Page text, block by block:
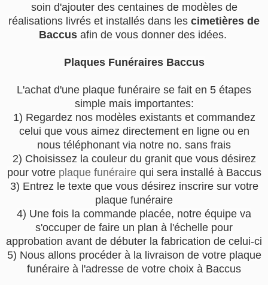
soin d'ajouter des centaines de modèles de
réalisations livrés et installés dans les cimetières de
Baccusafin de vous donner des idées.
Plaques Funéraires Baccus
L'achat d'une plaque funéraire se fait en 5 étapes
simple mais importantes:
1) Regardez nos modèles existants et commandez
celui que vous aimez directement en ligne ou en
nous téléphonant via notre no. sans frais
2) Choisissez la couleur du granit que vous désirez
pour votre plaque funérairequi sera installé à Baccus
3) Entrez le texte que vous désirez inscrire sur votre
plaque funéraire
4) Une fois la commande placée, notre équipe va
s'occuper de faire un plan à l'échelle pour
approbation avant de débuter la fabrication de celui-ci
5) Nous allons procéder à la livraison de votre plaque
funéraire à l'adresse de votre choix à Baccus